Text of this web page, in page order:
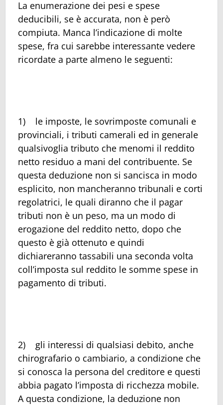
La enumerazione dei pesi e spese
deducibili, se è accurata, non è però
compiuta. Manca l’indicazione di molte
spese, fra cui sarebbe interessante vedere
ricordate a parte almeno le seguenti:
1) le imposte, le sovrimposte comunali e
provinciali, i tributi camerali ed in generale
qualsivoglia tributo che menomi il reddito
netto residuo a mani del contribuente. Se
questa deduzione non si sancisca in modo
esplicito, non mancheranno tribunali e corti
regolatrici, le quali diranno che il pagar
tributi non è un peso, ma un modo di
erogazione del reddito netto, dopo che
questo è già ottenuto e quindi
dichiareranno tassabili una seconda volta
coll’imposta sul reddito le somme spese in
pagamento di tributi.
2) gli interessi di qualsiasi debito, anche
chirografario o cambiario, a condizione che
si conosca la persona del creditore e questi
abbia pagato l’imposta di ricchezza mobile.
A questa condizione, la deduzione non